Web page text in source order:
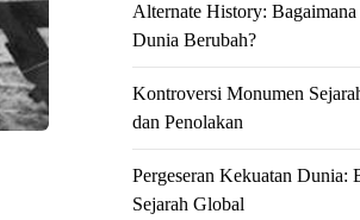
Alternate History: Bagaimana
Dunia Berubah?
Kontroversi Monumen
dan Penolakan
Pergeseran Kekuatan Dunia:
Sejarah Global